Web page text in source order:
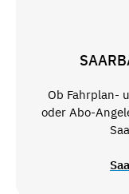
Ob Fahrplan-
oder Abo-